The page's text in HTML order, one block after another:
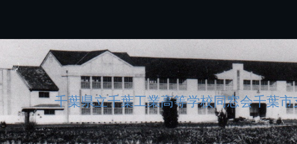
ツ
へ
ス
キ
プ
千葉県立千葉工業高等学校同窓会千葉市